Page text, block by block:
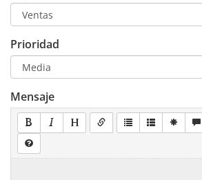
Prioridad
Mensaje